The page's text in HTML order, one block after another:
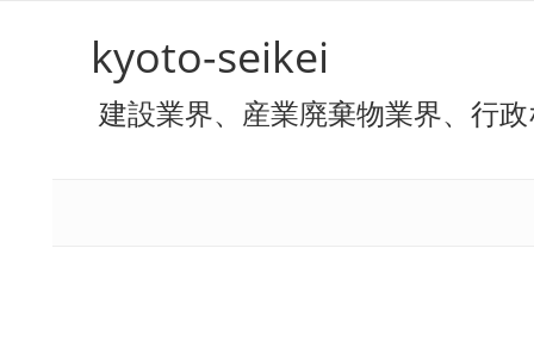
kyoto-seikei
建設業界、産業廃棄物業界、行